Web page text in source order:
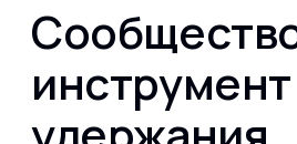
инструмент